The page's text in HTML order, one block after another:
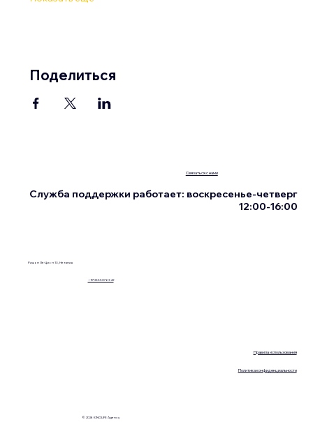
Поделиться
Правила использования
Политика конфиденциальности
Ришон Ле-Цион 13, Нетания
+972555076342
Связаться с нами
Служба поддержки работает: воскресенье-четверг
12:00-16:00
© 2026 KINOLIFE Agency